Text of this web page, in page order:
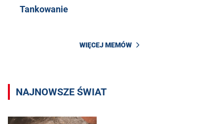
Tankowanie
WIĘCEJ MEMÓW
NAJNOWSZE ŚWIAT